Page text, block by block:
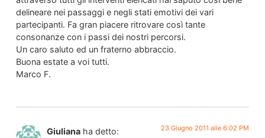
delineare nei passaggi e negli stati emotivi dei vari
partecipanti. Fa gran piacere ritrovare così tante
consonanze con i passi dei nostri percorsi.
Un caro saluto ed un fraterno abbraccio.
Buona estate a voi tutti.
Marco F.
Giuliana ha detto: 23 Giugno 2011 alle 6:02 PM